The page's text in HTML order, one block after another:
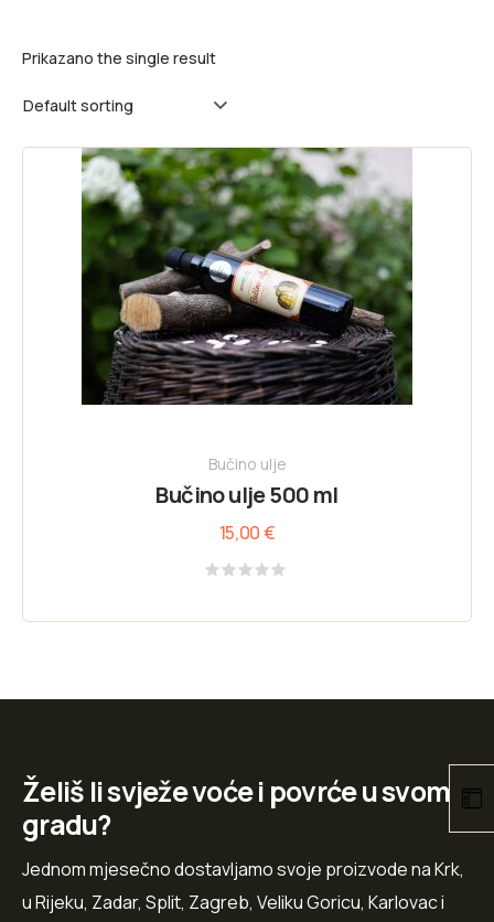
Prikazano the single result
Bučino ulje
Bučino ulje 500 ml
15,00€
out
Želiš li svježe voće i povrće u svom
gradu?
Jednom mjesečno dostavljamo svoje proizvode na Krk,
u Rijeku, Zadar, Split, Zagreb, Veliku Goricu, Karlovac i